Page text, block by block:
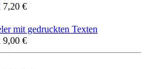
7,20 €
mit gedruckten Texten
9,00 €